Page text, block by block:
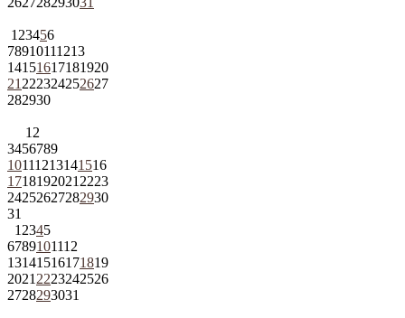
1 23456
78910111213
14151617181920
21 222324252627
282930
1 2
3456789
10111213141516
1718192021 2223
24252627282930
31
1 2345
6789101112
13141516171819
2021 2223242526
2728293031